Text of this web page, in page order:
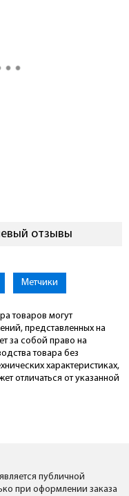
отзывы
Метчики
товаров могут
представленных на
за собой право на
товара без
характеристиках,
отличаться от указанной
публичной
при оформлении заказа